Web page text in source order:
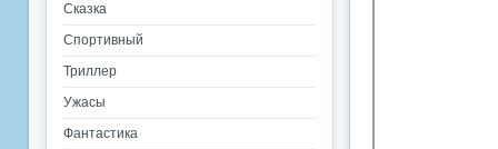
Сказка
Спортивный
Триллер
Ужасы
Фантастика